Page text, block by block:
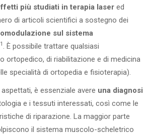
più studiati in terapia laser ed
di articoli scientifici a sostegno dei
sul sistema
1 . È possibile trattare qualsiasi
ortopedico, di riabilitazione e di medicina
specialità di ortopedia e fisioterapia).
è essenziale avere una diagnosi
e i tessuti interessati, così come le
di riparazione. La maggior parte
il sistema muscolo-scheletrico